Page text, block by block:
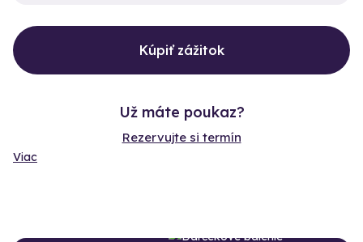
Kúpiť zážitok
Už máte poukaz?
Rezervujte si termín
Viac